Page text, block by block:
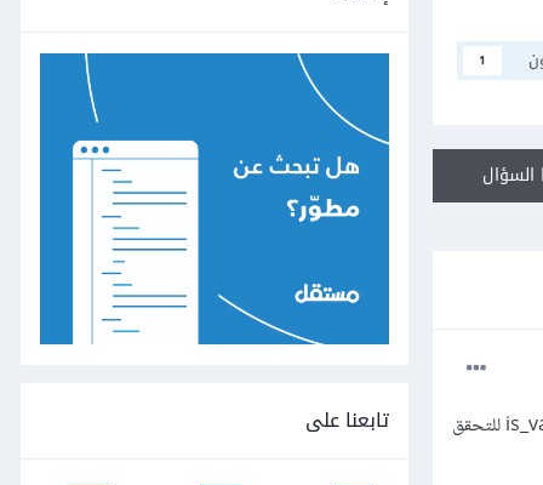
1
ما الذي يجعلني أستخدم الكود التالي بدلًا من إنشاء نموذج form بإستخدام الصنف ModelForm وإستدعاء التابع is_valid للتحقق
تابعنا على